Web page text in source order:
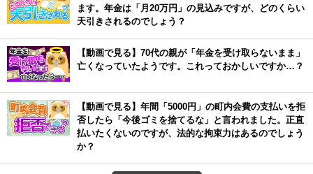
ます。年金は「月20万円」の見込みですが、どのくらい
天引きされるのでしょう？
【動画で見る】70代の親が「年金を受け取らないまま」
亡くなっていたようです。これっておかしいですか…？
【動画で見る】年間「5000円」の町内会費の支払いを拒
否したら「今後ゴミを捨てるな」と言われました。正直
払いたくないのですが、法的な拘束力はあるのでしょう
か？